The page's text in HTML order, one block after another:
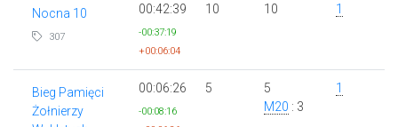
Nocna 10
307
00:42:39
-00:37:19
+00:06:04
10 10 1
Bieg Pamięci
Żołnierzy
00:06:26
-00:08:16
5
5
M20 : 3
1